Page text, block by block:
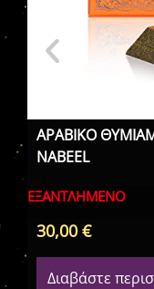
ΑΡΑΒΙΚΟ
NABEEL
ΕΞΑΝΤΛΗΜΈΝΟ
30,00€
Διαβάστε